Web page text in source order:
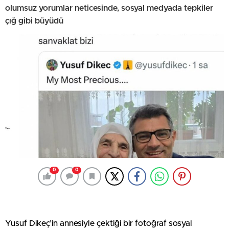
olumsuz yorumlar neticesinde, sosyal medyada tepkiler
çığ gibi büyüdü
0 0
Yusuf Dikeç’in annesiyle çektiği bir fotoğraf sosyal